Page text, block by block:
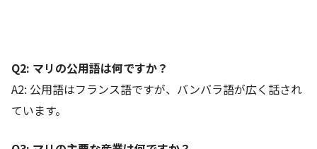
Q2: マリの公用語は何ですか？
A2: 公用語はフランス語ですが、バンバラ語が広く話され
ています。